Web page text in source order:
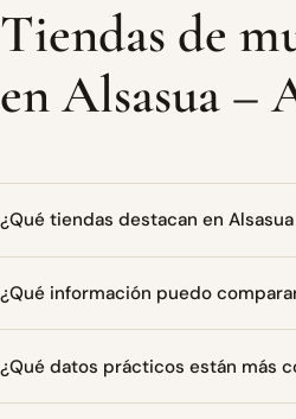
Tiendas de
en Alsasua –
¿Qué tiendas destacan en
¿Qué información puedo
¿Qué datos prácticos están más